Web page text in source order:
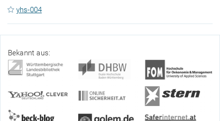
yhs-004
Bekannt aus: